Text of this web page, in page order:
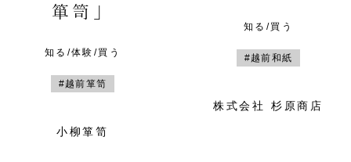
箪笥」
知る/体験/買う
#越前箪笥
小柳箪笥
知る/買う
#越前和紙
株式会社 杉原商店